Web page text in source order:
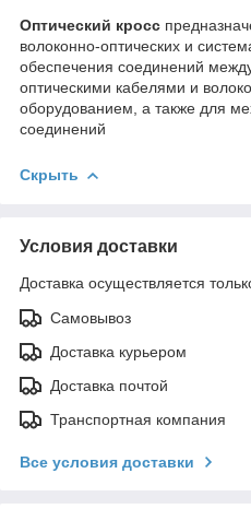
Оптический кросс
волоконно-оптических и
обеспечения соединений
оптическими кабелями и
оборудованием, а также для
соединений
Скрыть
Условия доставки
Доставка осуществляется
Самовывоз
Доставка курьером
Доставка почтой
Транспортная компания
Все условия доставки